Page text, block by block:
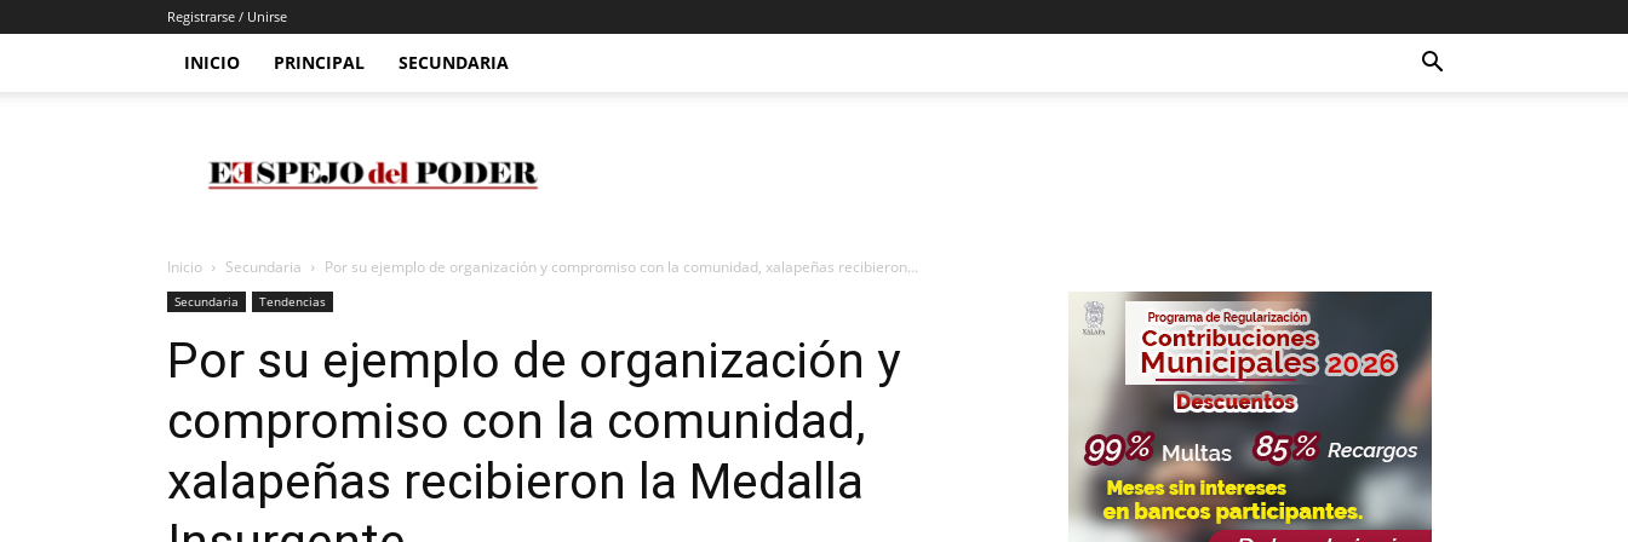
Registrarse / Unirse
INICIO PRINCIPAL SECUNDARIA
Del
Poder
Inicio Secundaria Por su ejemplo de organización y compromiso con la comunidad, xalapeñas recibieron...
Secundaria Tendencias
Por su ejemplo de organización y
compromiso con la comunidad,
xalapeñas recibieron la Medalla